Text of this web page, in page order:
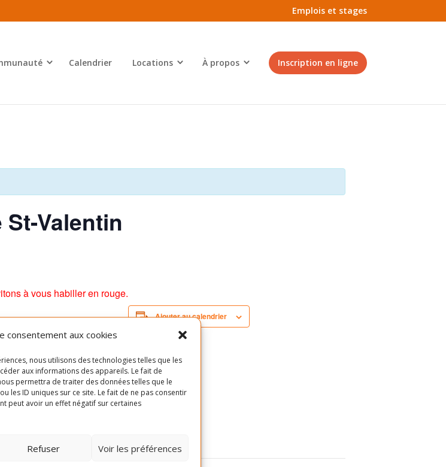
consentement aux cookies
nous utilisons des technologies telles que les
aux informations des appareils. Le fait de
permettra de traiter des données telles que le
les ID uniques sur ce site. Le fait de ne pas consentir
peut avoir un effet négatif sur certaines
Refuser Voir les préférences
Emplois et stages
Calendrier Locations À propos Inscription en ligne
Valentin
à vous habiller en rouge.
Ajouter au calendrier